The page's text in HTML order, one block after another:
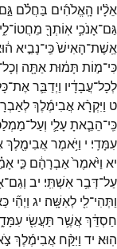
אֵלָ֨יו הָֽאֱלֹהִ֜ים בַּחֲלֹ֗ם גַּ֣ם
גַּם־אָנֹכִ֛י אֽוֹתְךָ֖ מֵחֲטוֹ־לִ֑י
אֵֽשֶׁת־הָאִישׁ֙כִּֽי־נָבִ֣יא
כִּי־מ֣וֹת תָּמ֔וּתאַתָּ֖ה
לְכָל־עֲבָדָ֔יו וַיְדַבֵּ֛ראֶת־
ט וַיִּקְרָ֨אאֲבִימֶ֜לֶךְ
כִּֽי־הֵבֵ֧אתָעָלַ֛י וְעַל־
עִמָּדִֽי׃ י וַיֹּ֥אמֶראֲבִימֶ֖לֶךְ
יא וַיֹּ֙אמֶר֙אַבְרָהָ֔ם כִּ֣י
עַל־דְּבַ֥ראִשְׁתִּֽי׃ יב וְגַם־
וַתְּהִי־לִ֖י לְאִשָּֽׁה׃ יג וַיְהִ֞י
חַסְדֵּ֔ךְאֲשֶׁ֥ר תַּעֲשִׂ֖י
הֽוּא׃ יד וַיִּקַּ֨ח אֲבִימֶ֜לֶךְ